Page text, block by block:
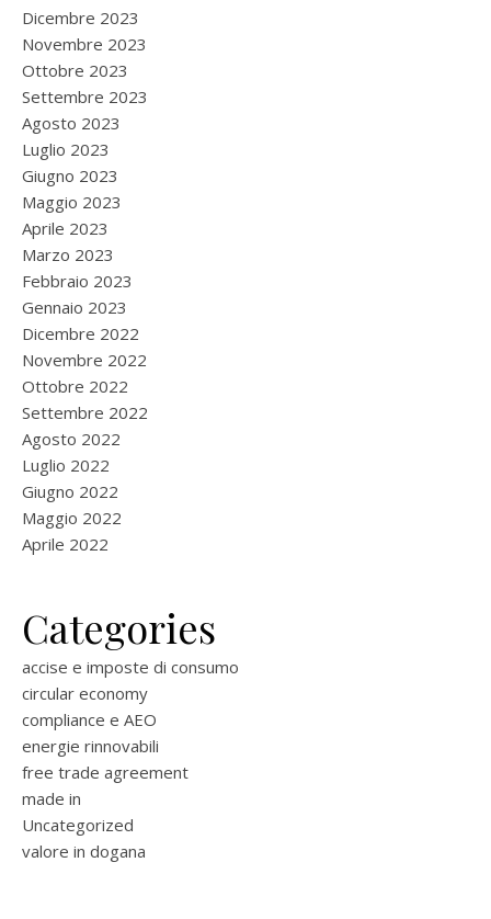
Dicembre 2023
Novembre 2023
Ottobre 2023
Settembre 2023
Agosto 2023
Luglio 2023
Giugno 2023
Maggio 2023
Aprile 2023
Marzo 2023
Febbraio 2023
Gennaio 2023
Dicembre 2022
Novembre 2022
Ottobre 2022
Settembre 2022
Agosto 2022
Luglio 2022
Giugno 2022
Maggio 2022
Aprile 2022
Categories
accise e imposte di consumo
circular economy
compliance e AEO
energie rinnovabili
free trade agreement
made in
Uncategorized
valore in dogana